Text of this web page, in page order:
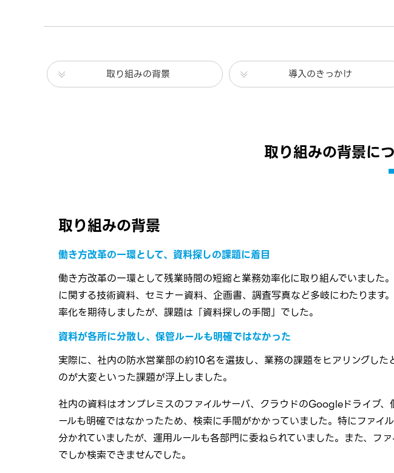
取り組みの背景 導入のきっかけ
取り組みの背景に
取り組みの背景
働き方改革の一環として、資料探しの課題に着目
働き方改革の一環として残業時間の短縮と業務効率化に取り組んでいました
に関する技術資料、セミナー資料、企画書、調査写真など多岐にわたります
率化を期待しましたが、課題は「資料探しの手間」でした。
資料が各所に分散し、保管ルールも明確ではなかった
実際に、社内の防水営業部の約10名を選抜し、業務の課題をヒアリングし
のが大変といった課題が浮上しました。
社内の資料はオンプレミスのファイルサーバ、クラウドのGoogleドライブ
ールも明確ではなかったため、検索に手間がかかっていました。特にファイ
分かれていましたが、運用ルールも各部門に委ねられていました。また、フ
でしか検索できませんでした。